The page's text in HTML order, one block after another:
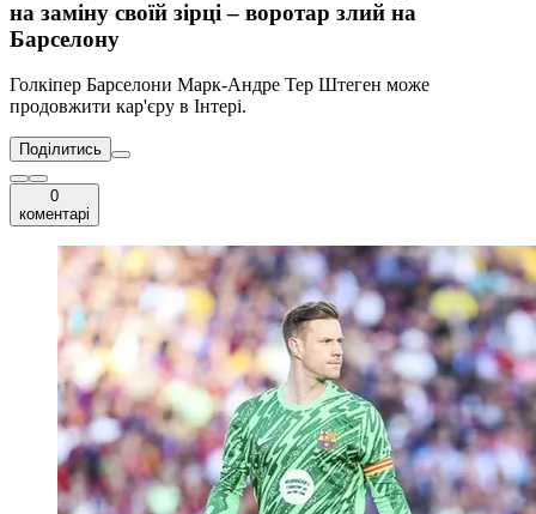
на заміну своїй зірці – воротар злий на
Барселону
Голкіпер Барселони Марк-Андре Тер Штеген може
продовжити кар'єру в Інтері.
Поділитись
0
коментарі